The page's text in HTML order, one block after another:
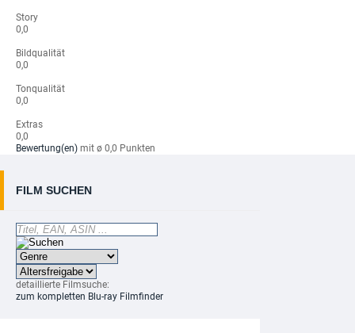
Story
0,0
Bildqualität
0,0
Tonqualität
0,0
Extras
0,0
Bewertung(en) mit ø 0,0 Punkten
FILM SUCHEN
detaillierte Filmsuche:
zum kompletten Blu-ray Filmfinder